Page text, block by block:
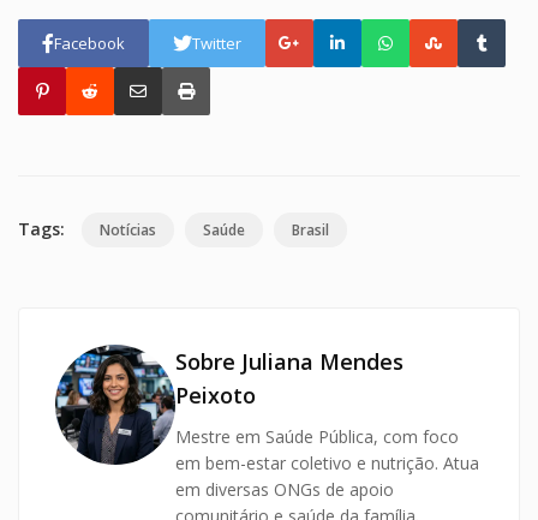
Facebook Twitter
Tags: Notícias Saúde Brasil
Sobre Juliana Mendes
Peixoto
Mestre em Saúde Pública, com foco
em bem-estar coletivo e nutrição. Atua
em diversas ONGs de apoio